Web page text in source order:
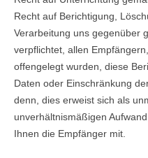
Recht auf Berichtigung,
Verarbeitung uns gegenüber
verpflichtet, allen
offengelegt wurden, diese
Daten oder Einschränkung
denn, dies erweist sich als
unverhältnismäßigen
Ihnen die Empfänger mit.